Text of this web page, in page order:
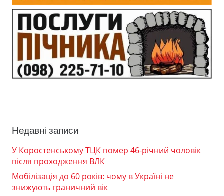
Недавні записи
У Коростенському ТЦК помер 46-річний чоловік
після проходження ВЛК
Мобілізація до 60 років: чому в Україні не
знижують граничний вік